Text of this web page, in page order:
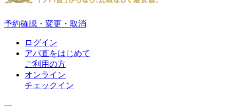
予約確認・変更・取消
ログイン
アパ直をはじめて
ご利用の方
オンライン
チェックイン